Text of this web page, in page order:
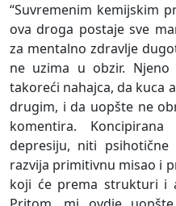
“Suvremenim kemijskim
ova droga postaje sve
za mentalno zdravlje
ne uzima u obzir.
takoreći nahajca, da kuca
drugim, i da uopšte ne
komentira.
depresiju, niti
razvija primitivnu misao i
koji će prema strukturi i